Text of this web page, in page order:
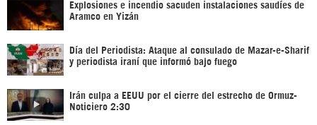
Explosiones e incendio sacuden instalaciones saudíes de
Aramco en Yizán
Día del Periodista: Ataque al consulado de Mazar-e-Sharif
y periodista iraní que informó bajo fuego
Irán culpa a EEUU por el cierre del estrecho de Ormuz-
Noticiero 2:30